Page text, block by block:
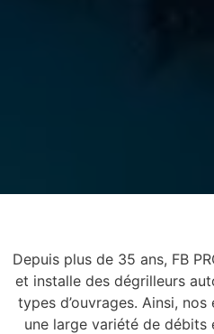
Depuis plus de 35 ans, FB
et installe des dégrilleurs
types d’ouvrages. Ainsi,
une large variété de